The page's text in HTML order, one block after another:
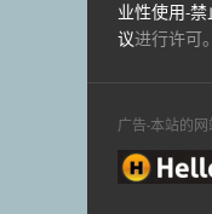
业性使用-
议进行许可。
广告-本站的